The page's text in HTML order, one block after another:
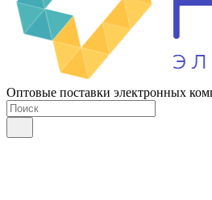
Оптовые поставки электронных